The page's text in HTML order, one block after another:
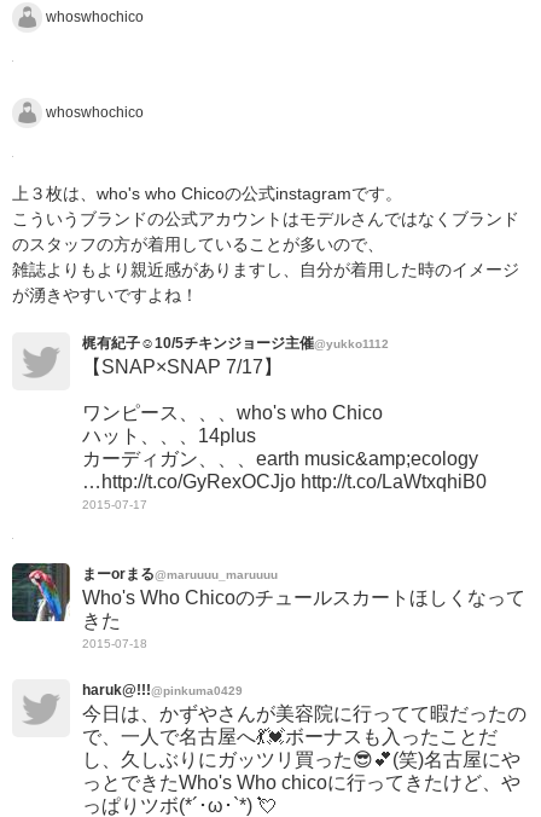
whoswhochico
whoswhochico
上３枚は、who's who Chicoの公式instagramです。
こういうブランドの公式アカウントはモデルさんではなくブランド
のスタッフの方が着用していることが多いので、
雑誌よりもより親近感がありますし、自分が着用した時のイメージ
が湧きやすいですよね！
梶有紀子☺︎10/5チキンジョージ主催@yukko1112
【SNAP×SNAP 7/17】
ワンピース、、、who's who Chico
ハット、、、14plus
カーディガン、、、earth music&amp;ecology
…http://t.co/GyRexOCJjo http://t.co/LaWtxqhiB0
2015-07-17
まーorまる@maruuuu_maruuuu
Who's Who Chicoのチュールスカートほしくなって
きた
2015-07-18
haruk@!!!@pinkuma0429
今日は、かずやさんが美容院に行ってて暇だったの
で、一人で名古屋へ💃💓ボーナスも入ったことだ
し、久しぶりにガッツリ買った😎💕(笑)名古屋にや
っとできたWho's Who chicoに行ってきたけど、や
っぱりツボ(*´･ω･`*) 💘